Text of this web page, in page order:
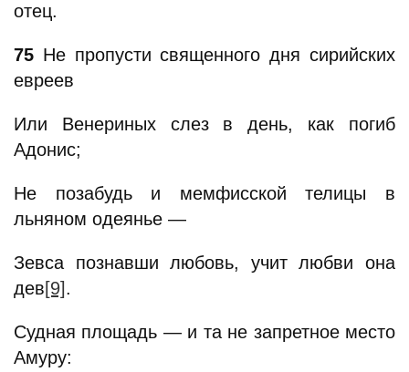
отец.
75 Не пропусти священного дня сирийских
евреев
Или Венериных слез в день, как погиб
Адонис;
Не позабудь и мемфисской телицы в
льняном одеянье —
Зевса познавши любовь, учит любви она
дев[9].
Судная площадь — и та не запретное место
Амуру: